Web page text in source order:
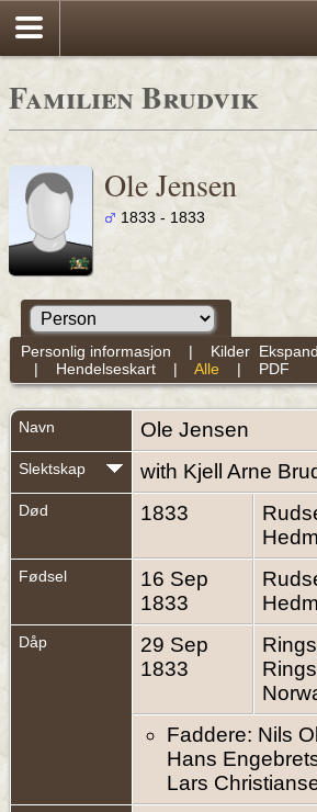
Familien Brudvik
Ole Jensen
1833 - 1833
Personlig informasjon | Kilder
| Hendelseskart| Alle | PDF
Navn Ole Jensen
Slektskap with Kjell Arne
Død 1833
Fødsel
16 Sep
1833
Dåp
29 Sep
1833
Faddere: Nils
Hans
Lars